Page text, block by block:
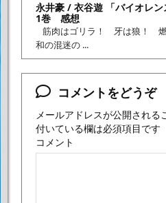
永井豪 / 衣谷遊 「バイオレン
1巻 感想
筋肉はゴリラ！ 牙は狼！ 燃
和の混迷の ...
コメントをどうぞ
メールアドレスが公開される
付いている欄は必須項目です
コメント